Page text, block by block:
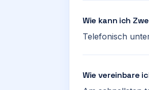
Wie kann ich
Telefonisch
Wie vereinbare